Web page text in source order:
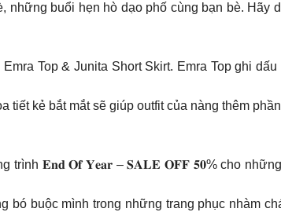
buổi hẹn hò dạo phố cùng bạn bè. Hãy
Top & Junita Short Skirt. Emra Top ghi
tiết kẻ bắt mắt sẽ giúp outfit của nàng thêm
trình 𝐄𝐧𝐝 𝐎𝐟 𝐘𝐞𝐚𝐫 – 𝐒𝐀𝐋𝐄 𝐎𝐅𝐅 𝟓𝟎% cho
buộc mình trong những trang phục nhàm